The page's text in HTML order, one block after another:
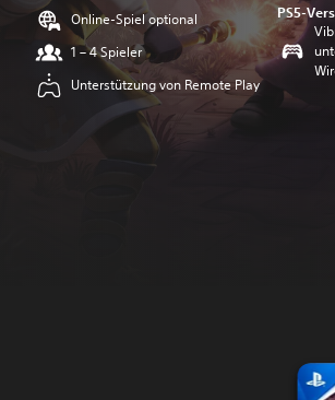
Online-Spiel optional
1 – 4 Spieler
Unterstützung von Remote Play
PS5-